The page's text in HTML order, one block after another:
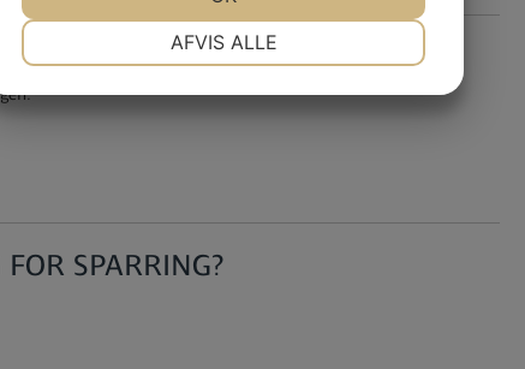
SPARRING?
AFVIS ALLE